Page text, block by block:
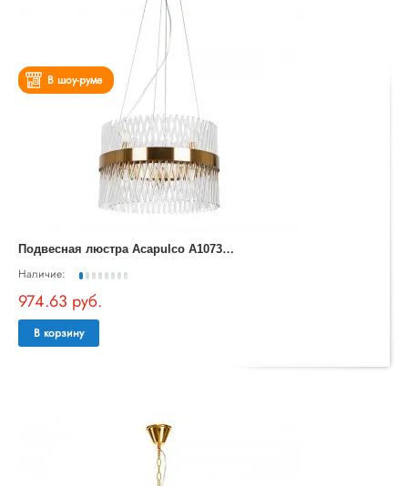
В шоу-руме
П
одвесная люстра Acapulco A1073LM-10PB
Наличие:
974.63 руб.
В корзину